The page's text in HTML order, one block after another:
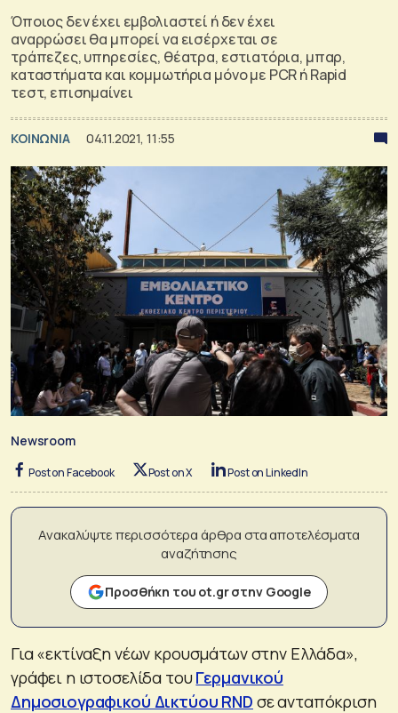
Όποιος δεν έχει εμβολιαστεί ή δεν έχει
αναρρώσει θα μπορεί να εισέρχεται σε
τράπεζες, υπηρεσίες, θέατρα, εστιατόρια, μπαρ,
καταστήματα και κομμωτήρια μόνο με PCR ή Rapid
τεστ, επισημαίνει
ΚΟΙΝΩΝΙΑ 04.11.2021, 11:55
Newsroom
Post on Facebook Post on X Post on LinkedIn
Ανακαλύψτε περισσότερα άρθρα στα αποτελέσματα
αναζήτησης
Προσθήκη του ot.gr στην Google
Για «εκτίναξη νέων κρουσμάτων στην Ελλάδα»,
γράφει η ιστοσελίδα τουΓερμανικού
Δημοσιογραφικού Δικτύου RND σε ανταπόκριση